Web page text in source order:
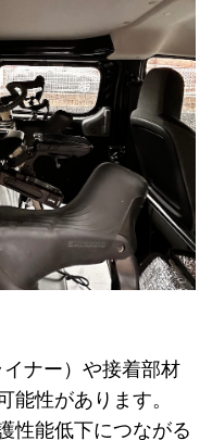
イナー）や接着部材
能性があります。
性能低下につながる